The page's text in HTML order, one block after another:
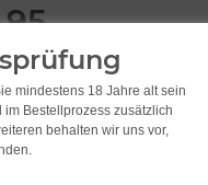
19% USt. , zzgl.
mindestens 18 Jahre alt sein
Bestellprozess zusätzlich
behalten wir uns vor,